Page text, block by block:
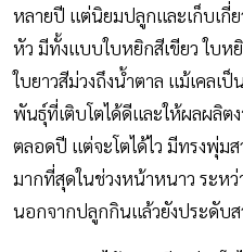
หลายปี แต่นิยมปลูกและเก็บเกี่
หัว มีทั้งแบบใบหยิกสีเขียว ใบห
ใบยาวสีม่วงถึงน้ำตาล แม้เคลเ
พันธุ์ที่เติบโตได้ดีและให้ผลผลิต
ตลอดปี แต่จะโตได้ไว มีทรงพุ่
มากที่สุดในช่วงหน้าหนาว ระห
นอกจากปลูกกินแล้วยังประดับส